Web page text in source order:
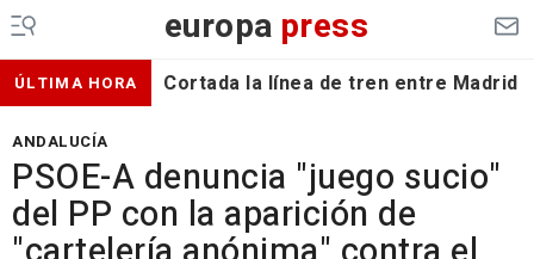
europa press
ÚLTIMA HORA Cortada la línea de tren entre Madrid
ANDALUCÍA
PSOE-A denuncia "juego sucio"
del PP con la aparición de